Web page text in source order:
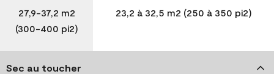
27,9-37,2 m2
(300-400 pi2)
23,2 à 32,5 m2 (250 à 350 pi2)
Sec au toucher